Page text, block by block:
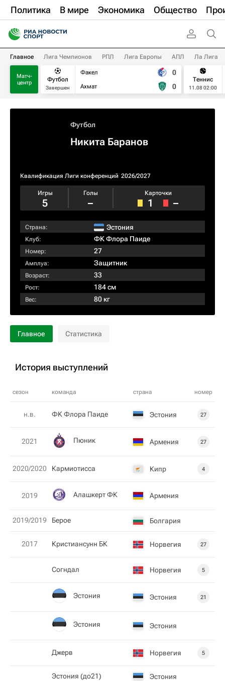
Политика В мире Экономика Общество
Главное Лига Чемпионов РПЛ Лига Европы АПЛ Ла Лига
Матч-
центр
Футбол
Завершен
Факел
Ахмат
0
0
Теннис
11.08 02:00
Футбол
Никита Баранов
Квалификация Лиги конференций 2026/2027
Игры
5
Голы
–
Карточки
1 –
Страна: Эстония
Клуб: ФK Флора Паиде
Номер: 27
Амплуа: Защитник
Возраст: 33
Рост: 184 см
Вес: 80 кг
Главное Статистика
История выступлений
сезон команда страна номер
н.в. ФK Флора Паиде Эстония 27
2021 Пюник Армения 27
2020/2020 Кармиотисса Кипр 4
2019 Алашкерт ФК Армения
2019/2019 Берое Болгария
2017 Кристиансунн БК Норвегия 27
Согндал Норвегия 5
Эстония Эстония 21
Эстония Эстония
Джерв Норвегия 5
Эстония (до21) Эстония